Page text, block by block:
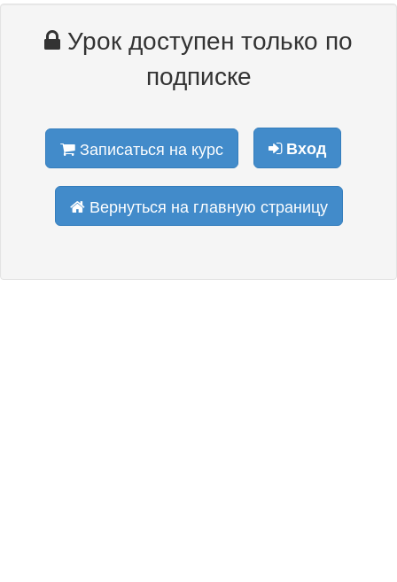
Урок доступен только по
подписке
Записаться на курс Вход
Вернуться на главную страницу